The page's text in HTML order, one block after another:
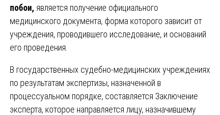
побои, является получение официального
медицинского документа, форма которого зависит от
учреждения, проводившего исследование, и оснований
его проведения.
В государственных судебно-медицинских учреждениях
по результатам экспертизы, назначенной в
процессуальном порядке, составляется Заключение
эксперта, которое направляется лицу, назначившему